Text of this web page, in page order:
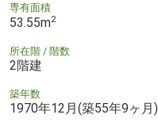
専有面積
53.55m2
所在階 / 階数
2階建
築年数
1970年12月(築55年9ヶ月)